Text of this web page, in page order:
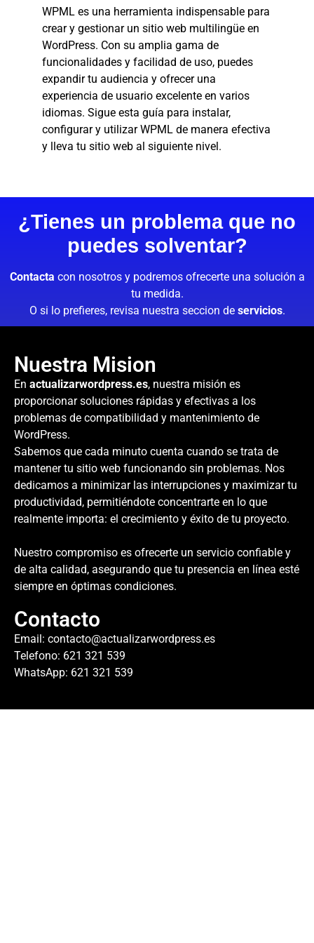
WPML es una herramienta indispensable para
crear y gestionar un sitio web multilingüe en
WordPress. Con su amplia gama de
funcionalidades y facilidad de uso, puedes
expandir tu audiencia y ofrecer una
experiencia de usuario excelente en varios
idiomas. Sigue esta guía para instalar,
configurar y utilizar WPML de manera efectiva
y lleva tu sitio web al siguiente nivel.
¿Tienes un problema que no
puedes solventar?
Contacta con nosotros y podremos ofrecerte una solución a
tu medida.
O si lo prefieres, revisa nuestra seccion de servicios.
Nuestra Mision
En actualizarwordpress.es, nuestra misión es
proporcionar soluciones rápidas y efectivas a los
problemas de compatibilidad y mantenimiento de
WordPress.
Sabemos que cada minuto cuenta cuando se trata de
mantener tu sitio web funcionando sin problemas. Nos
dedicamos a minimizar las interrupciones y maximizar tu
productividad, permitiéndote concentrarte en lo que
realmente importa: el crecimiento y éxito de tu proyecto.
Nuestro compromiso es ofrecerte un servicio confiable y
de alta calidad, asegurando que tu presencia en línea esté
siempre en óptimas condiciones.
Contacto
Email: contacto@actualizarwordpress.es
Telefono: 621 321 539
WhatsApp: 621 321 539